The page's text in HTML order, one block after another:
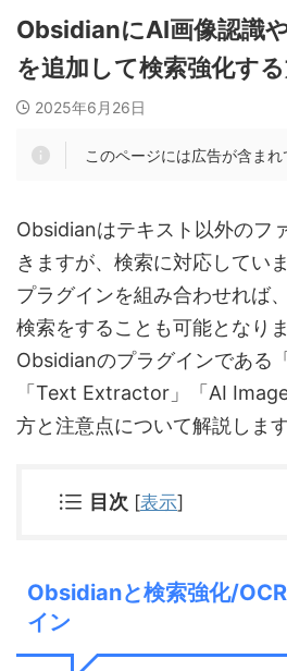
ObsidianにAI画像認識
を追加して検索強化す
2025年6月26日
このページには広告が含まれ
Obsidianはテキスト以外のフ
きますが、検索に対応してい
プラグインを組み合わせれば
検索をすることも可能となり
Obsidianのプラグインである
「Text Extractor」「AI
方と注意点について解説します
目次 [表示]
Obsidianと検索強化/
イン